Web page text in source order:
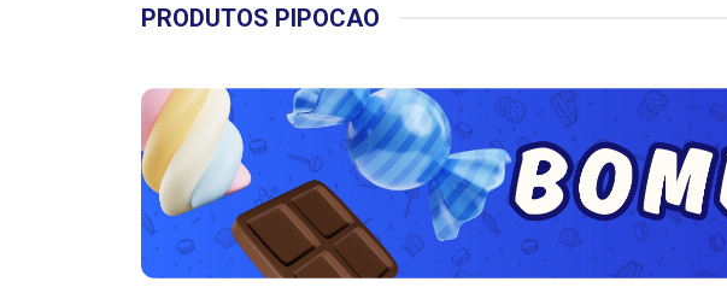
PRODUTOS PIPOCAO